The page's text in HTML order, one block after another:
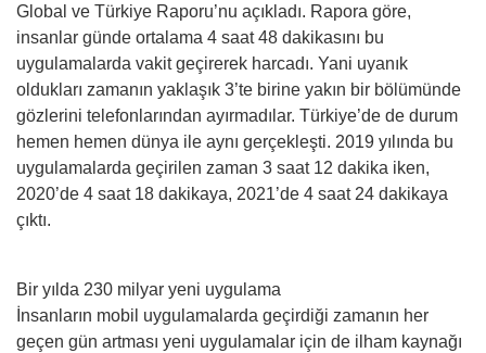
Global ve Türkiye Raporu’nu açıkladı. Rapora göre,
insanlar günde ortalama 4 saat 48 dakikasını bu
uygulamalarda vakit geçirerek harcadı. Yani uyanık
oldukları zamanın yaklaşık 3’te birine yakın bir bölümünde
gözlerini telefonlarından ayırmadılar. Türkiye’de de durum
hemen hemen dünya ile aynı gerçekleşti. 2019 yılında bu
uygulamalarda geçirilen zaman 3 saat 12 dakika iken,
2020’de 4 saat 18 dakikaya, 2021’de 4 saat 24 dakikaya
çıktı.
Bir yılda 230 milyar yeni uygulama
İnsanların mobil uygulamalarda geçirdiği zamanın her
geçen gün artması yeni uygulamalar için de ilham kaynağı